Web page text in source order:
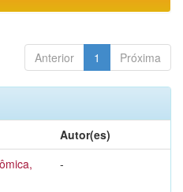
Anterior 1 Próxima
Autor(es)
-